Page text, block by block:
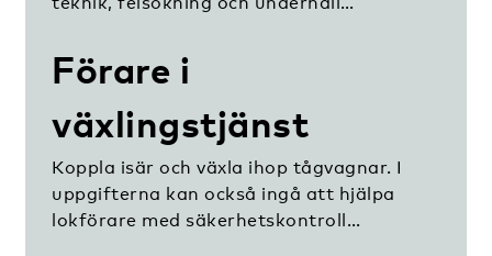
Förare i
växlingstjänst
Koppla isär och växla ihop tågvagnar. I
uppgifterna kan också ingå att hjälpa
lokförare med säkerhetskontroll…